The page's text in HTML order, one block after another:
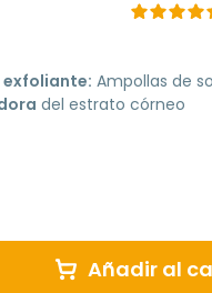
exfoliante: Ampollas de
del estrato córneo
Añadir al